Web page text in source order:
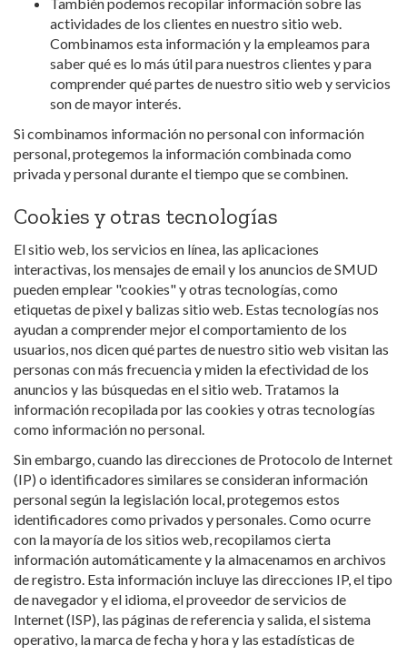
actividades de los clientes en nuestro sitio web.
Combinamos esta información y la empleamos para
saber qué es lo más útil para nuestros clientes y para
comprender qué partes de nuestro sitio web y servicios
son de mayor interés.
Si combinamos información no personal con información
personal, protegemos la información combinada como
privada y personal durante el tiempo que se combinen.
Cookies y otras tecnologías
El sitio web, los servicios en línea, las aplicaciones
interactivas, los mensajes de email y los anuncios de SMUD
pueden emplear "cookies" y otras tecnologías, como
etiquetas de pixel y balizas sitio web. Estas tecnologías nos
ayudan a comprender mejor el comportamiento de los
usuarios, nos dicen qué partes de nuestro sitio web visitan las
personas con más frecuencia y miden la efectividad de los
anuncios y las búsquedas en el sitio web. Tratamos la
información recopilada por las cookies y otras tecnologías
como información no personal.
Sin embargo, cuando las direcciones de Protocolo de Internet
(IP) o identificadores similares se consideran información
personal según la legislación local, protegemos estos
identificadores como privados y personales. Como ocurre
con la mayoría de los sitios web, recopilamos cierta
información automáticamente y la almacenamos en archivos
de registro. Esta información incluye las direcciones IP, el tipo
de navegador y el idioma, el proveedor de servicios de
Internet (ISP), las páginas de referencia y salida, el sistema
operativo, la marca de fecha y hora y las estadísticas de